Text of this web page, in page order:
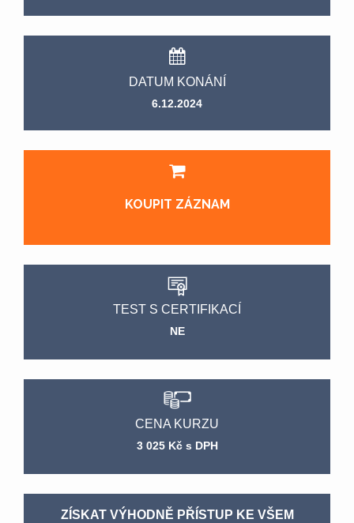
DATUM KONÁNÍ
6.12.2024
KOUPIT ZÁZNAM
TEST S CERTIFIKACÍ
NE
CENA KURZU
3 025 Kč s DPH
ZÍSKAT VÝHODNĚ PŘÍSTUP KE VŠEM